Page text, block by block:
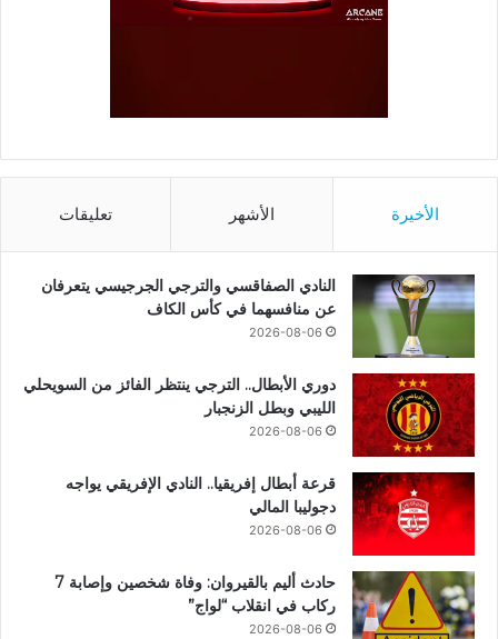
الأخيرة الأشهر تعليقات
النادي الصفاقسي والترجي الجرجيسي يتعرفان
عن منافسهما في كأس الكاف
2026-08-06
دوري الأبطال.. الترجي ينتظر الفائز من السويحلي
الليبي وبطل الزنجبار
2026-08-06
قرعة أبطال إفريقيا.. النادي الإفريقي يواجه
دجوليبا المالي
2026-08-06
حادث أليم بالقيروان: وفاة شخصين وإصابة 7
ركاب في انقلاب “لواج”
2026-08-06